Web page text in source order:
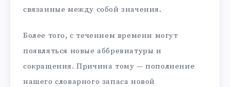
связанные между собой значения.
Более того, с течением времени могут
появляться новые аббревиатуры и
сокращения. Причина тому — пополнение
нашего словарного запаса новой